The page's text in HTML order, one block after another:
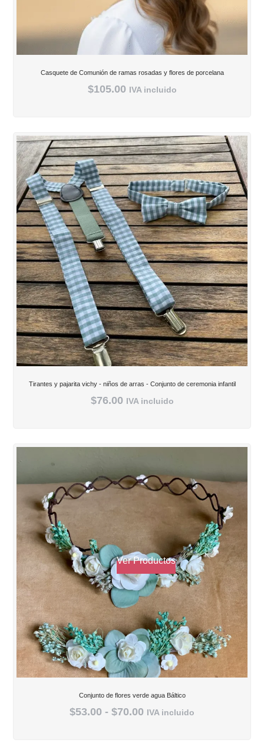
Casquete de Comunión de ramas rosadas y flores de porcelana
$105.00 IVA incluido
Tirantes y pajarita vichy - niños de arras - Conjunto de ceremonia infantil
$76.00 IVA incluido
Ver Productos
Conjunto de flores verde agua Báltico
$53.00 - $70.00 IVA incluido